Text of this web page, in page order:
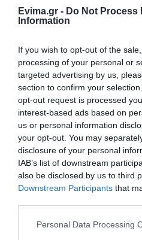
Evima.gr - Do Not Process
Information
If you wish to opt-out of the
processing of your personal or
targeted advertising by us,
section to confirm your
opt-out request is processed
interest-based ads based on
us or personal information
your opt-out. You may
disclosure of your personal
IAB’s list of downstream
also be disclosed by us to third
Downstream Participants that
Please note that this website/
Personal Data Processing
ΚΑΤΑΣΤΗΜΑ
ΚΛΟΠΗ
ΝΕΑ ΕΥΒΟΙΑ
Ράγισαν καρδιές στην
τελευταίο «αντίο» στον
επιχειρηματία
07.08.2026 | 19:10
Νέο επίδομα 600 ευρώ για
σπουδαστές: Οι δικαιούχοι
07.08.2026 | 19:00
Αυτός ο δήμος της Εύβοιας
στα δικαστήρια για τις